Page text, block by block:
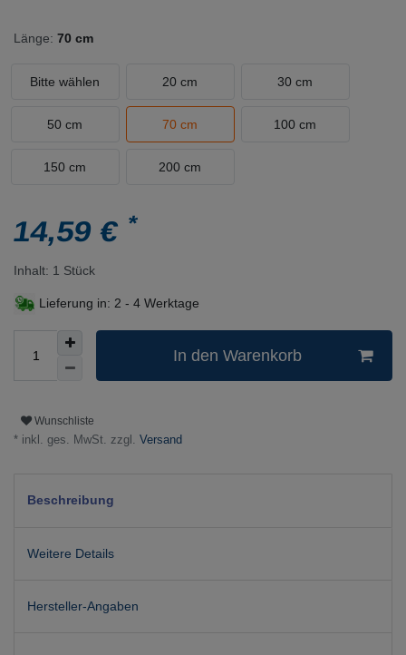
Länge: 70 cm
Bitte wählen 20 cm 30 cm
50 cm 70 cm 100 cm
150 cm 200 cm
14,59 €*
Inhalt: 1 Stück
Lieferung in: 2 - 4 Werktage
In den Warenkorb
Wunschliste
* inkl. ges. MwSt. zzgl. Versand
Beschreibung
Weitere Details
Hersteller-Angaben